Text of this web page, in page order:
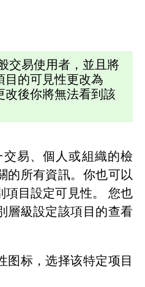
交易使用者，並且將
目的可見性更改為
改後你將無法看到該
交易、個人或組織的檢
的所有資訊。你也可以
項目設定可見性。 您也
層級設定該項目的查看
图标，选择该特定项目